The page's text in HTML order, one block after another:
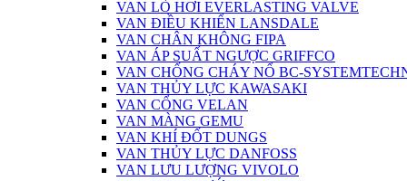
VAN LÒ HƠI EVERLASTING VALVE
VAN ĐIỀU KHIỂN LANSDALE
VAN CHÂN KHÔNG FIPA
VAN ÁP SUẤT NGƯỢC GRIFFCO
VAN CHỐNG CHÁY NỔ BC-
VAN THỦY LỰC KAWASAKI
VAN CỔNG VELAN
VAN MÀNG GEMU
VAN KHÍ ĐỐT DUNGS
VAN THỦY LỰC DANFOSS
VAN LƯU LƯỢNG VIVOLO